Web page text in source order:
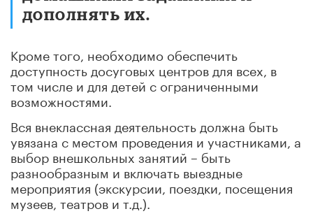
дополнять их.
Кроме того, необходимо обеспечить
доступность досуговых центров для всех, в
том числе и для детей с ограниченными
возможностями.
Вся внеклассная деятельность должна быть
увязана с местом проведения и участниками, а
выбор внешкольных занятий – быть
разнообразным и включать выездные
мероприятия (экскурсии, поездки, посещения
музеев, театров и т.д.).